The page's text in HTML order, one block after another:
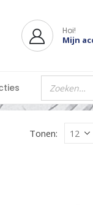
Hoi!
Mijn
Tonen: